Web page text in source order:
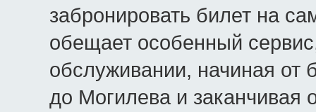
забронировать билет на
обещает особенный
обслуживании, начиная от
до Могилева и заканчивая